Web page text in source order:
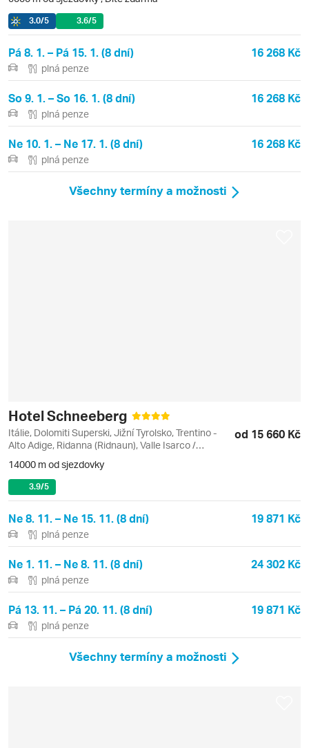
3.0/5 3.6/5
Pá 8. 1. – Pá 15. 1. (8 dní) 16 268 Kč
plná penze
So 9. 1. – So 16. 1. (8 dní) 16 268 Kč
plná penze
Ne 10. 1. – Ne 17. 1. (8 dní) 16 268 Kč
plná penze
Všechny termíny a možnosti
Hotel Schneeberg
Itálie, Dolomiti Superski, Jižní Tyrolsko, Trentino -
Alto Adige, Ridanna (Ridnaun), Valle Isarco /
od 15 660 Kč
14000 m od sjezdovky
3.9/5
Ne 8. 11. – Ne 15. 11. (8 dní) 19 871 Kč
plná penze
Ne 1. 11. – Ne 8. 11. (8 dní) 24 302 Kč
plná penze
Pá 13. 11. – Pá 20. 11. (8 dní) 19 871 Kč
plná penze
Všechny termíny a možnosti